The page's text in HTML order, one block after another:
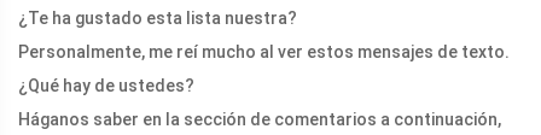
¿Te ha gustado esta lista nuestra?
Personalmente, me reí mucho al ver estos mensajes de texto.
¿Qué hay de ustedes?
Háganos saber en la sección de comentarios a continuación,